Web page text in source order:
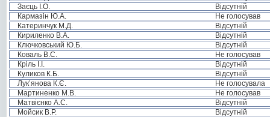
Заєць І.О.
Відсутній
Кармазін Ю.А.
Не голосував
Катеринчук М.Д.
Відсутній
Кириленко В.А.
Відсутній
Ключковський Ю.Б.
Відсутній
Коваль В.С.
Не голосував
Кріль І.І.
Відсутній
Куликов К.Б.
Відсутній
Лук’янова К.Є.
Не голосувала
Мартиненко М.В.
Не голосував
Матвієнко А.С.
Відсутній
Мойсик В.Р.
Відсутній